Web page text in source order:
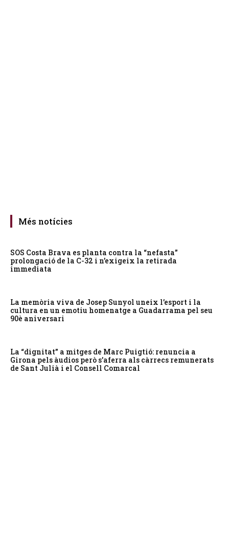
Més notícies
SOS Costa Brava es planta contra la “nefasta”
prolongació de la C-32 i n’exigeix la retirada
immediata
La memòria viva de Josep Sunyol uneix l’esport i la
cultura en un emotiu homenatge a Guadarrama pel seu
90è aniversari
La “dignitat” a mitges de Marc Puigtió: renuncia a
Girona pels àudios però s’aferra als càrrecs remunerats
de Sant Julià i el Consell Comarcal